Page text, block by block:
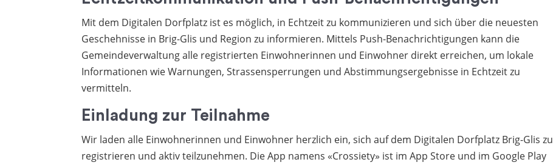
Mit dem Digitalen Dorfplatz ist es möglich, in Echtzeit zu kommunizieren und sich über die neuesten
Geschehnisse in Brig-Glis und Region zu informieren. Mittels Push-Benachrichtigungen kann die
Gemeindeverwaltung alle registrierten Einwohnerinnen und Einwohner direkt erreichen, um lokale
Informationen wie Warnungen, Strassensperrungen und Abstimmungsergebnisse in Echtzeit zu
vermitteln.
Einladung zur Teilnahme
Wir laden alle Einwohnerinnen und Einwohner herzlich ein, sich auf dem Digitalen Dorfplatz Brig-Glis zu
registrieren und aktiv teilzunehmen. Die App namens «Crossiety» ist im App Store und im Google Play